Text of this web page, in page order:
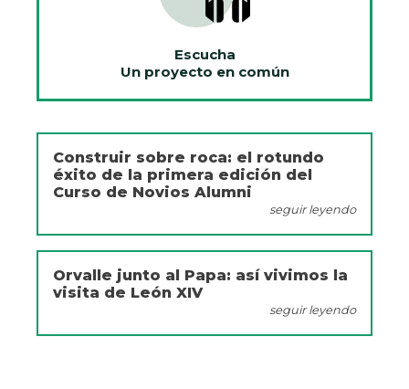
Escucha
Un proyecto en común
Construir sobre roca: el rotundo
éxito de la primera edición del
Curso de Novios Alumni
seguir leyendo
Orvalle junto al Papa: así vivimos la
visita de León XIV
seguir leyendo